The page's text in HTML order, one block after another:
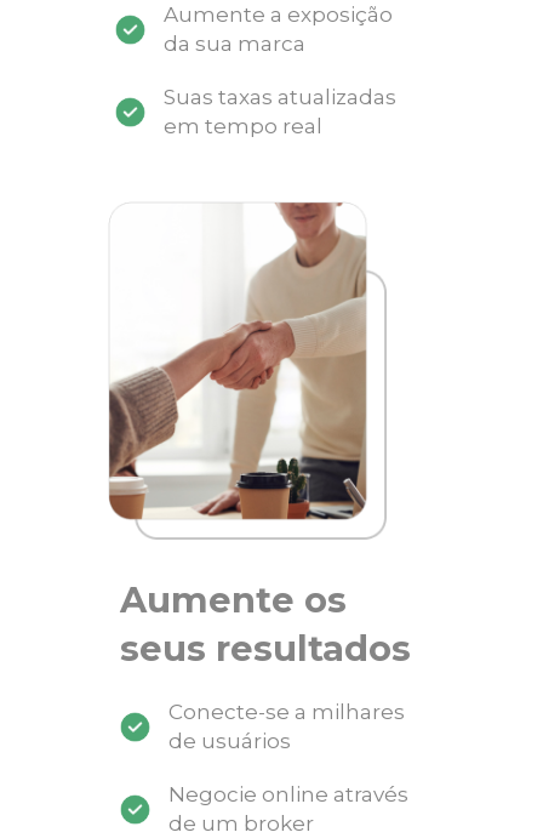
Aumente a exposição
da sua marca
Suas taxas atualizadas
em tempo real
Aumente os
seus resultados
Conecte-se a milhares
de usuários
Negocie online através
de um broker